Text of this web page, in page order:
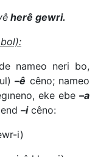
herê gewri.
nameo neri bo,
–ê cêno; nameo
eke ebe–a
–icêno:
i)